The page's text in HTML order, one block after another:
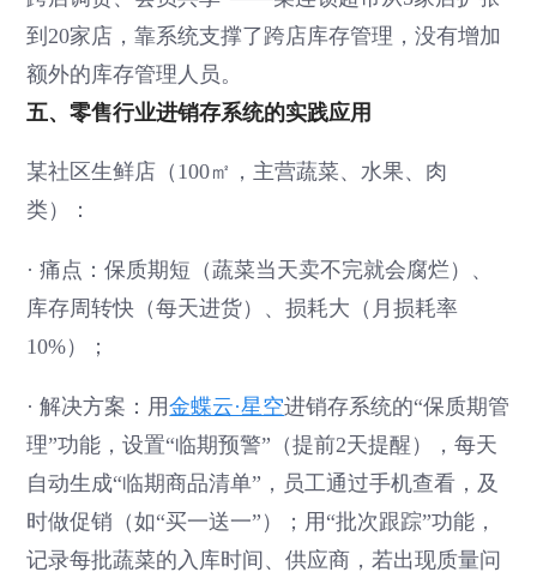
到20家店，靠系统支撑了跨店库存管理，没有增加
额外的库存管理人员。
五、零售行业进销存系统的实践应用
某社区生鲜店（100㎡，主营蔬菜、水果、肉
类）：
·痛点：保质期短（蔬菜当天卖不完就会腐烂）、
库存周转快（每天进货）、损耗大（月损耗率
10%）；
·解决方案：用金蝶云·星空进销存系统的“保质期管
理”功能，设置“临期预警”（提前2天提醒），每天
自动生成“临期商品清单”，员工通过手机查看，及
时做促销（如“买一送一”）；用“批次跟踪”功能，
记录每批蔬菜的入库时间、供应商，若出现质量问